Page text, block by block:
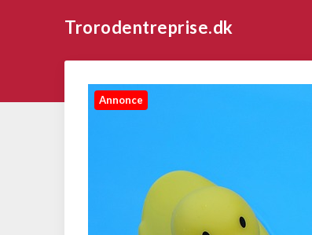
Trorodentreprise.dk
Annonce